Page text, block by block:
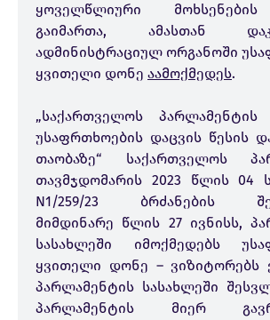
ყოველწლიური
გაიმართა, ამასთან
ადმინისტრაციულ ორგანოში
ყვითელი დონე აამოქმედეს.
„საქართველოს პარლამენტის
უსაფრთხოების დაცვის წესის
თაობაზე“ საქართველოს
თავმჯდომარის 2023 წლის 04
N1/259/23 ბრძანების
მიმდინარე წლის 27 ივნისს,
სასახლეში იმოქმედებს
ყვითელი დონე – ვიზიტორებს
პარლამენტის სასახლეში
პარლამენტის მიერ